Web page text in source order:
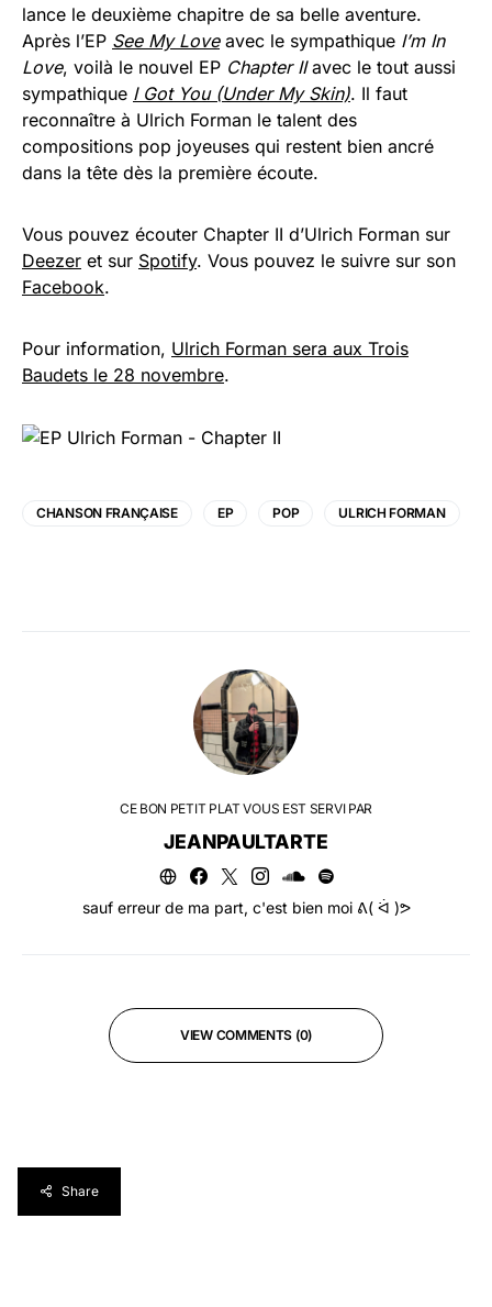
lance le deuxième chapitre de sa belle aventure.
Après l’EP See My Loveavec le sympathique I’m In
Love, voilà le nouvel EP Chapter IIavec le tout aussi
sympathique I Got You (Under My Skin). Il faut
reconnaître à Ulrich Forman le talent des
compositions pop joyeuses qui restent bien ancré
dans la tête dès la première écoute.
Vous pouvez écouter Chapter II d’Ulrich Forman sur
Deezer et sur Spotify. Vous pouvez le suivre sur son
Facebook.
Pour information, Ulrich Forman sera aux Trois
Baudets le 28 novembre.
CHANSON FRANÇAISE EP POP ULRICH FORMAN
CE BON PETIT PLAT VOUS EST SERVI PAR
JEANPAULTARTE
sauf erreur de ma part, c'est bien moi ᕕ( ᐛ )ᕗ
VIEW COMMENTS (0)
Share